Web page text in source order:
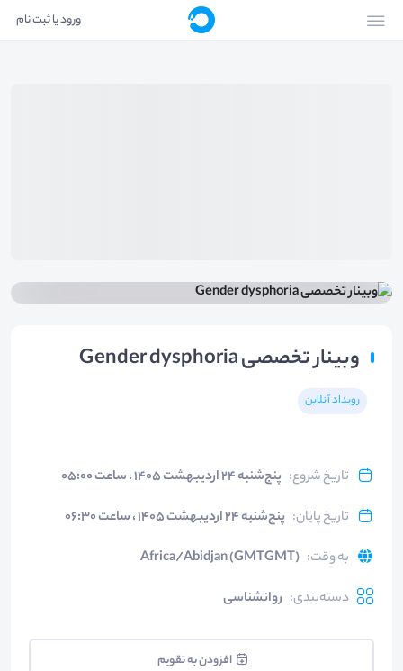
ورود یا ثبت نام
وبینار تخصصی Gender dysphoria
رویداد آنلاین
تاریخ شروع: پنج‌شنبه ۲۴ اردیبهشت ۱۴۰۵ ، ساعت ۰۵:۰۰
تاریخ پایان: پنج‌شنبه ۲۴ اردیبهشت ۱۴۰۵ ، ساعت ۰۶:۳۰
به وقت:
Africa/Abidjan (GMTGMT)
دسته‌بندی: روانشناسی
افزودن به تقویم